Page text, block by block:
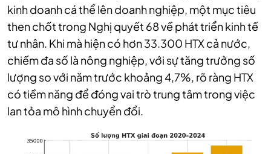
kinh doanh cá thể lên doanh nghiệp, một mục tiêu
then chốt trong Nghị quyết 68 về phát triển kinh tế
tư nhân. Khi mà hiện có hơn 33.300 HTX cả nước,
chiếm đa số là nông nghiệp, với sự tăng trưởng số
lượng so với năm trước khoảng 4,7%, rõ ràng HTX
có tiềm năng để đóng vai trò trung tâm trong việc
lan tỏa mô hình chuyển đổi.